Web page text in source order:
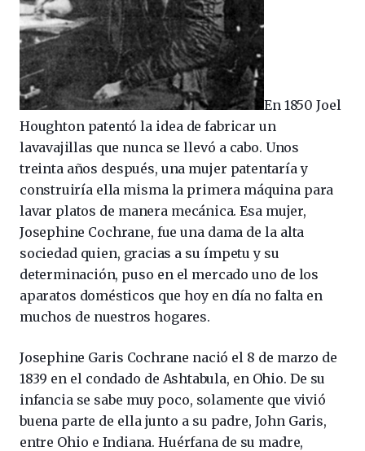
En 1850 Joel
Houghton patentó la idea de fabricar un
lavavajillas que nunca se llevó a cabo. Unos
treinta años después, una mujer patentaría y
construiría ella misma la primera máquina para
lavar platos de manera mecánica. Esa mujer,
Josephine Cochrane, fue una dama de la alta
sociedad quien, gracias a su ímpetu y su
determinación, puso en el mercado uno de los
aparatos domésticos que hoy en día no falta en
muchos de nuestros hogares.
Josephine Garis Cochrane nació el 8 de marzo de
1839 en el condado de Ashtabula, en Ohio. De su
infancia se sabe muy poco, solamente que vivió
buena parte de ella junto a su padre, John Garis,
entre Ohio e Indiana. Huérfana de su madre,